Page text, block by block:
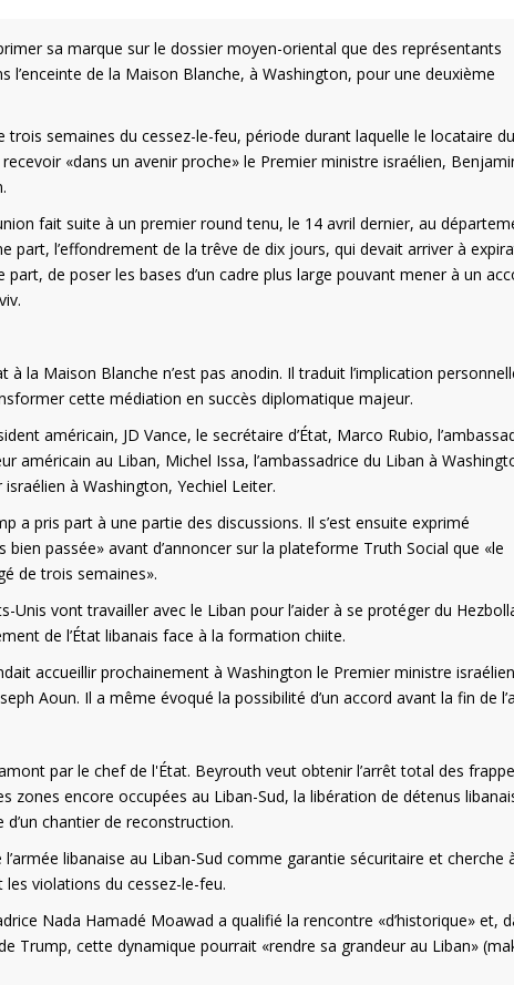
sa marque sur le dossier moyen-oriental que des représentants
l’enceinte de la Maison Blanche, à Washington, pour une deuxième
semaines du cessez-le-feu, période durant laquelle le locataire du
«dans un avenir proche» le Premier ministre israélien,
fait suite à un premier round tenu, le 14 avril dernier, au
part, l’effondrement de la trêve de dix jours, qui devait arriver à
de poser les bases d’un cadre plus large pouvant mener à un
la Maison Blanche n’est pas anodin. Il traduit l’implication
cette médiation en succès diplomatique majeur.
américain, JD Vance, le secrétaire d’État, Marco Rubio,
américain au Liban, Michel Issa, l’ambassadrice du Liban à
à Washington, Yechiel Leiter.
a pris part à une partie des discussions. Il s’est ensuite exprimé
passée» avant d’annoncer sur la plateforme Truth Social que «le
de trois semaines».
vont travailler avec le Liban pour l’aider à se protéger du
de l’État libanais face à la formation chiite.
accueillir prochainement à Washington le Premier ministre
Aoun. Il a même évoqué la possibilité d’un accord avant la fin de
par le chef de l'État. Beyrouth veut obtenir l’arrêt total des
zones encore occupées au Liban-Sud, la libération de détenus
chantier de reconstruction.
libanaise au Liban-Sud comme garantie sécuritaire et cherche
violations du cessez-le-feu.
Nada Hamadé Moawad a qualifié la rencontre «d’historique» et,
Trump, cette dynamique pourrait «rendre sa grandeur au Liban»